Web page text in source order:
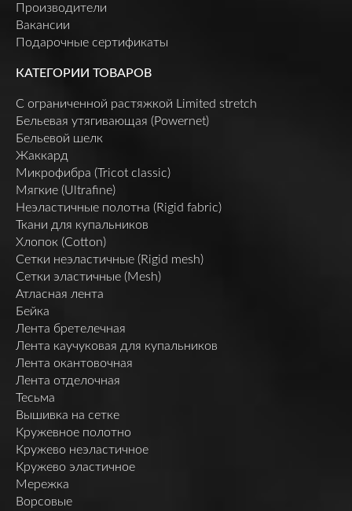
Производители
Вакансии
Подарочные сертификаты
КАТЕГОРИИ ТОВАРОВ
C ограниченной растяжкой Limited stretch
Бельевая утягивающая (Powernet)
Бельевой шелк
Жаккард
Микрофибра (Tricot classic)
Мягкие (Ultrafine)
Неэластичные полотна (Rigid fabric)
Ткани для купальников
Хлопок (Cotton)
Сетки неэластичные (Rigid mesh)
Сетки эластичные (Mesh)
Атласная лента
Бейка
Лента бретелечная
Лента каучуковая для купальников
Лента окантовочная
Лента отделочная
Тесьма
Вышивка на сетке
Кружевное полотно
Кружево неэластичное
Кружево эластичное
Мережка
Ворсовые